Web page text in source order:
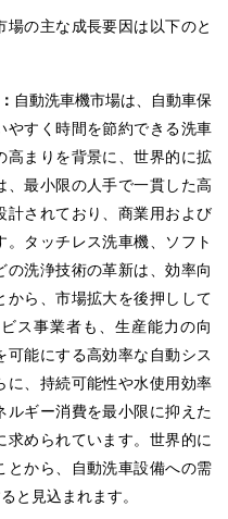
の主な成長要因は以下のと
自動洗車機市場は、自動車保
すく時間を節約できる洗車
高まりを背景に、世界的に拡
最小限の人手で一貫した高
されており、商業用および
タッチレス洗車機、ソフト
洗浄技術の革新は、効率向
ら、市場拡大を後押しして
ス事業者も、生産能力の向
能にする高効率な自動シス
に、持続可能性や水使用効率
ギー消費を最小限に抑えた
められています。世界的に
とから、自動洗車設備への需
と見込まれます。